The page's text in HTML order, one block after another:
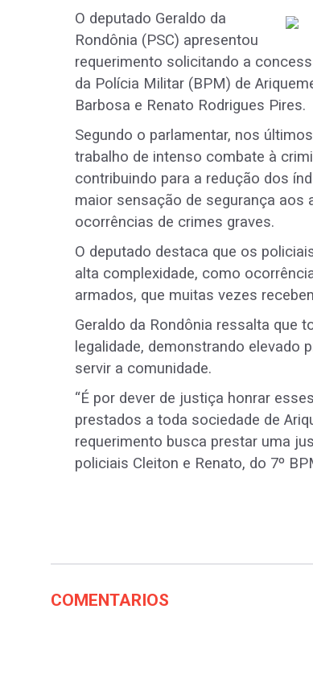
O deputado Geraldo da
Rondônia (PSC) apresentou
requerimento solicitando a
da Polícia Militar (BPM) de
Barbosa e Renato Rodrigues Pires.
Segundo o parlamentar, nos
trabalho de intenso combate à
contribuindo para a redução dos
maior sensação de segurança aos
ocorrências de crimes graves.
O deputado destaca que os
alta complexidade, como
armados, que muitas vezes
Geraldo da Rondônia ressalta que
legalidade, demonstrando elevado
servir a comunidade.
“É por dever de justiça honrar
prestados a toda sociedade de
requerimento busca prestar uma
policiais Cleiton e Renato, do 7º
COMENTARIOS